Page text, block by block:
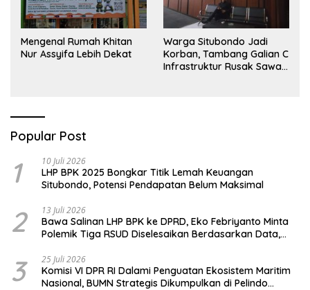
Mengenal Rumah Khitan
Nur Assyifa Lebih Dekat
Warga Situbondo Jadi
Korban, Tambang Galian C
Infrastruktur Rusak Sawah
Popular Post
1 10 Juli 2026
LHP BPK 2025 Bongkar Titik Lemah Keuangan
Situbondo, Potensi Pendapatan Belum Maksimal
2 13 Juli 2026
Bawa Salinan LHP BPK ke DPRD, Eko Febriyanto Minta
Polemik Tiga RSUD Diselesaikan Berdasarkan Data,
3 25 Juli 2026
Komisi VI DPR RI Dalami Penguatan Ekosistem Maritim
Nasional, BUMN Strategis Dikumpulkan di Pelindo